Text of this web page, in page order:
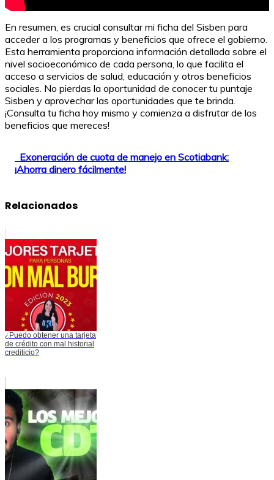
En resumen, es crucial consultar mi ficha del Sisben para
acceder a los programas y beneficios que ofrece el gobierno.
Esta herramienta proporciona información detallada sobre el
nivel socioeconómico de cada persona, lo que facilita el
acceso a servicios de salud, educación y otros beneficios
sociales. No pierdas la oportunidad de conocer tu puntaje
Sisben y aprovechar las oportunidades que te brinda.
¡Consulta tu ficha hoy mismo y comienza a disfrutar de los
beneficios que mereces!
Exoneración de cuota de manejo en Scotiabank:
¡Ahorra dinero fácilmente!
Relacionados
¿Puedo obtener una tarjeta
de crédito con mal historial
crediticio?